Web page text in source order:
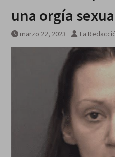
una orgía
marzo 22, 2023 La